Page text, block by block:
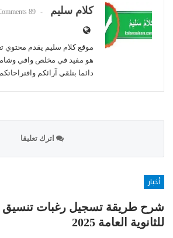
كلام سليم 89 Posts
موقع كلام سليم يقدم محتوي
هو مفيد في مخلص وافي
دائما بتلقي آرائكم واقتراحاتكم
اترك تعليقا
أخبار
شرح طريقة تسجيل رغبات تنسيق
للثانوية العامة 2025